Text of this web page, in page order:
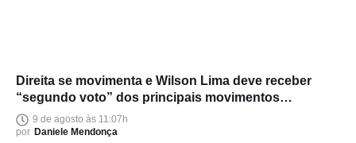
Direita se movimenta e Wilson Lima deve receber
“segundo voto” dos principais movimentos
conservadores do Amazonas
9 de agosto às 11:07h
por Daniele Mendonça